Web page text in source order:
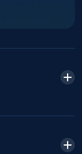
rating,